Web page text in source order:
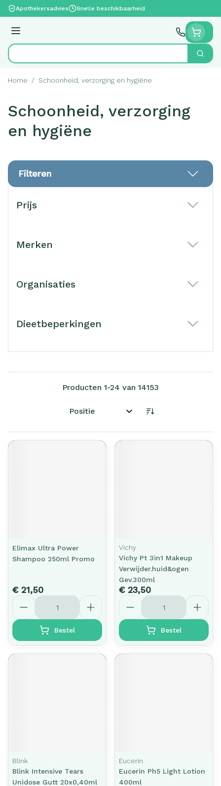
Ga naar de inhoud
Apothekersadvies Snelle beschikbaarheid
Menu
Product, merk, categorie... Zoek
Home / Schoonheid, verzorging en hygiëne
Schoonheid, verzorging
en hygiëne
Filteren
Prijs
Merken
Organisaties
Dieetbeperkingen
Producten 1-24 van 14153
Sorteer op:
Elimax Ultra Power
Shampoo 250ml Promo
€ 21,50
Aantal
Bestel
Vichy
Vichy Pt 3in1 Makeup
Verwijder.huid&ogen
Gev.300ml
€ 23,50
Aantal
Bestel
Blink
Blink Intensive Tears
Unidose Gutt 20x0,40ml
Eucerin
Eucerin Ph5 Light Lotion
400ml